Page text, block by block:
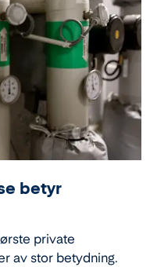
betyr
private
av stor betydning.